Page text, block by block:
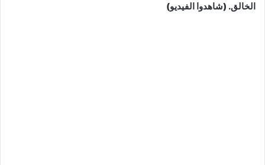
الخالق. (شاهدوا الفيديو)